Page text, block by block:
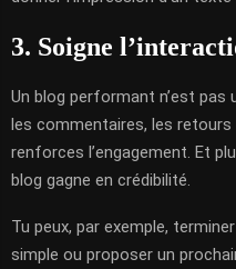
3. Soigne
Un blog performant n’est pas
les commentaires, les retours
renforces l’engagement. Et
blog gagne en crédibilité.
Tu peux, par exemple,
simple ou proposer un